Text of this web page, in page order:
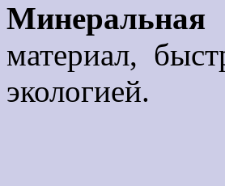
Минеральная
материал,
экологией.